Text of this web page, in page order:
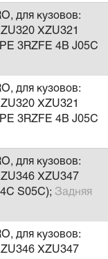
для кузовов:
XZU321
3RZFE 4B J05C
для кузовов:
XZU321
3RZFE 4B J05C
для кузовов:
XZU347
S05C); Задняя
для кузовов:
XZU347